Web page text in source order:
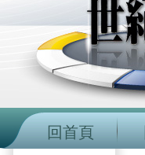
回首頁